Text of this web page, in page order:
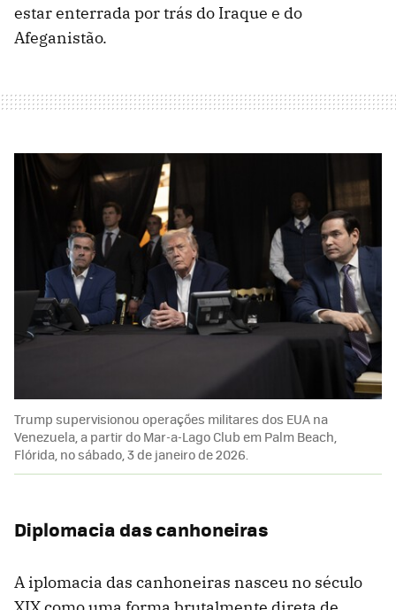
estar enterrada por trás do Iraque e do
Afeganistão.
Trump supervisionou operações militares dos EUA na
Venezuela, a partir do Mar-a-Lago Club em Palm Beach,
Flórida, no sábado, 3 de janeiro de 2026.
Diplomacia das canhoneiras
A iplomacia das canhoneiras nasceu no século